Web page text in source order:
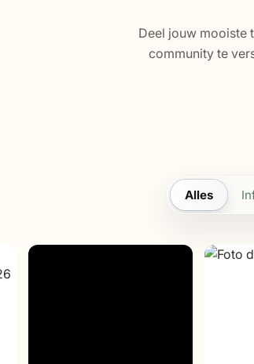
Deel jouw mooiste
community te
Alles